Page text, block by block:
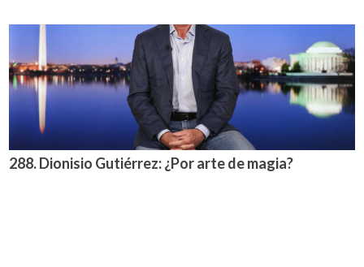
288. Dionisio Gutiérrez: ¿Por arte de magia?